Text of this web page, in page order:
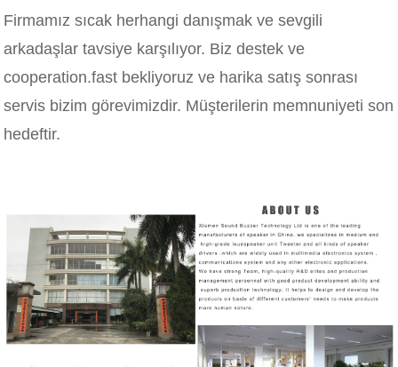
Firmamız sıcak herhangi danışmak ve sevgili
arkadaşlar tavsiye karşılıyor. Biz destek ve
cooperation.fast bekliyoruz ve harika satış sonrası
servis bizim görevimizdir. Müşterilerin memnuniyeti son
hedeftir.